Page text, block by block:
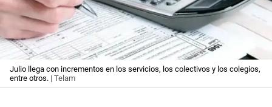
Julio llega con incrementos en los servicios, los colectivos y los colegios,
entre otros. | Telam